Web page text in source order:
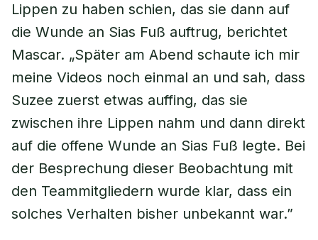
Lippen zu haben schien, das sie dann auf
die Wunde an Sias Fuß auftrug, berichtet
Mascar. „Später am Abend schaute ich mir
meine Videos noch einmal an und sah, dass
Suzee zuerst etwas auffing, das sie
zwischen ihre Lippen nahm und dann direkt
auf die offene Wunde an Sias Fuß legte. Bei
der Besprechung dieser Beobachtung mit
den Teammitgliedern wurde klar, dass ein
solches Verhalten bisher unbekannt war.”